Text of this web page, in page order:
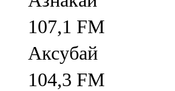
107,1 FM
Аксубай
104,3 FM